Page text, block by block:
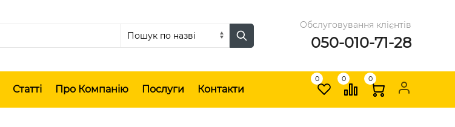
Обслуговування клієнтів
050-010-71-28
Статті Про Компанію Послуги Контакти
0 0 0